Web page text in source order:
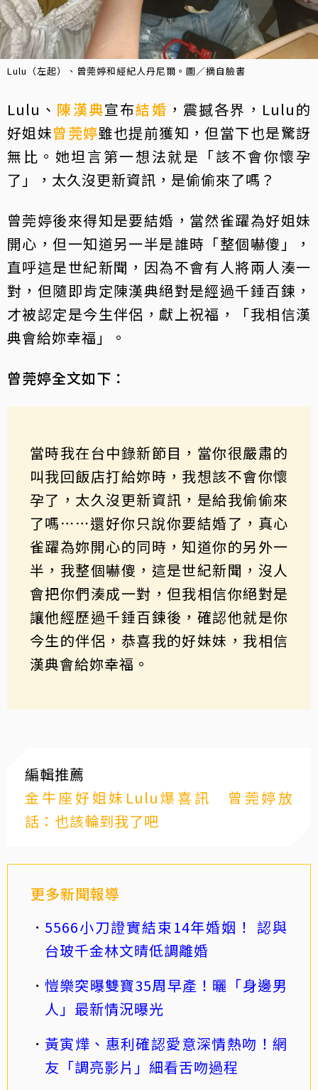
Lulu（左起）、曾莞婷和經紀人丹尼爾。圖／摘自臉書
Lulu、 陳漢典宣布結婚 ，震撼各界，Lulu的
好姐妹曾莞婷雖也提前獲知，但當下也是驚訝
無比。她坦言第一想法就是「該不會你懷孕
了」，太久沒更新資訊，是偷偷來了嗎？
曾莞婷後來得知是要結婚，當然雀躍為好姐妹
開心，但一知道另一半是誰時「整個嚇傻」，
直呼這是世紀新聞，因為不會有人將兩人湊一
對，但隨即肯定陳漢典絕對是經過千錘百鍊，
才被認定是今生伴侶，獻上祝福，「我相信漢
典會給妳幸福」。
曾莞婷全文如下：
當時我在台中錄新節目，當你很嚴肅的
叫我回飯店打給妳時，我想該不會你懷
孕了，太久沒更新資訊，是給我偷偷來
了嗎⋯⋯還好你只說你要結婚了，真心
雀躍為妳開心的同時，知道你的另外一
半，我整個嚇傻，這是世紀新聞，沒人
會把你們湊成一對，但我相信你絕對是
讓他經歷過千錘百鍊後，確認他就是你
今生的伴侶，恭喜我的好妹妹，我相信
漢典會給妳幸福。
編輯推薦
金牛座好姐妹Lulu爆喜訊 曾莞婷放
話：也該輪到我了吧
更多新聞報導
5566小刀證實結束14年婚姻！ 認與
台玻千金林文晴低調離婚
愷樂突曝雙寶35周早產！曬「身邊男
人」最新情況曝光
黃寅燁、惠利確認愛意深情熱吻！網
友「調亮影片」細看舌吻過程